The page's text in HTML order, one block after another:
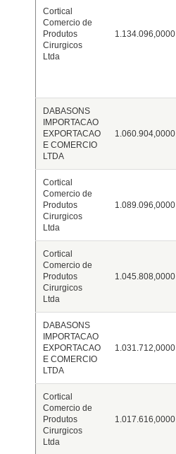
Cortical
Comercio de
Produtos
Cirurgicos
Ltda
1.134.096,0000
DABASONS
IMPORTACAO
EXPORTACAO
E COMERCIO
LTDA
1.060.904,0000
Cortical
Comercio de
Produtos
Cirurgicos
Ltda
1.089.096,0000
Cortical
Comercio de
Produtos
Cirurgicos
Ltda
1.045.808,0000
DABASONS
IMPORTACAO
EXPORTACAO
E COMERCIO
LTDA
1.031.712,0000
Cortical
Comercio de
Produtos
Cirurgicos
Ltda
1.017.616,0000